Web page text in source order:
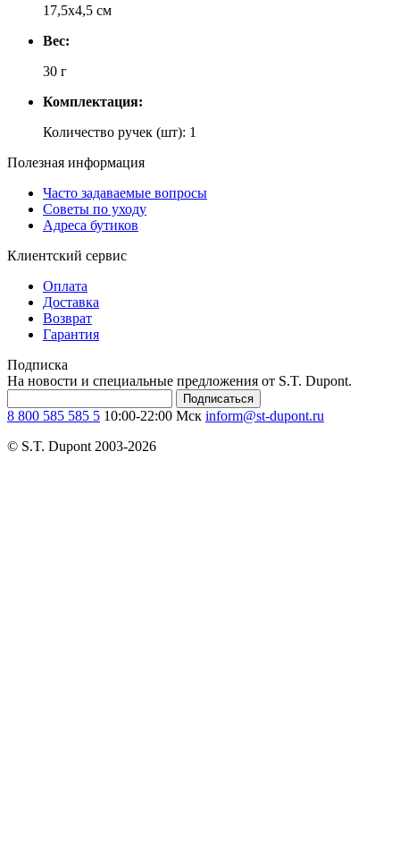
17,5х4,5 см
Вес:
30 г
Комплектация:
Количество ручек (шт): 1
Полезная информация
Часто задаваемые вопросы
Советы по уходу
Адреса бутиков
Клиентский сервис
Оплата
Доставка
Возврат
Гарантия
Подписка
На новости и специальные предложения от S.T. Dupont.
Подписаться
8 800 585 585 5 10:00-22:00 Мск inform@st-dupont.ru
© S.T. Dupont 2003-2026